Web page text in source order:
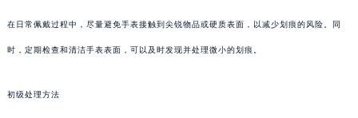
在日常佩戴过程中，尽量避免手表接触到尖锐物品或硬质表面，以减少划痕的风险。同
时，定期检查和清洁手表表面，可以及时发现并处理微小的划痕。
初级处理方法